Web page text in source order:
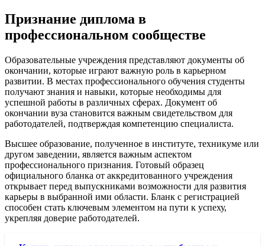
Признание диплома в
профессиональном сообществе
Образовательные учреждения представляют документы об
окончании, которые играют важную роль в карьерном
развитии. В местах профессионального обучения студенты
получают знания и навыки, которые необходимы для
успешной работы в различных сферах. Документ об
окончании вуза становится важным свидетельством для
работодателей, подтверждая компетенцию специалиста.
Высшее образование, полученное в институте, техникуме или
другом заведении, является важным аспектом
профессионального признания. Готовый образец
официального бланка от аккредитованного учреждения
открывает перед выпускниками возможности для развития
карьеры в выбранной ими области. Бланк с регистрацией
способен стать ключевым элементом на пути к успеху,
укрепляя доверие работодателей.